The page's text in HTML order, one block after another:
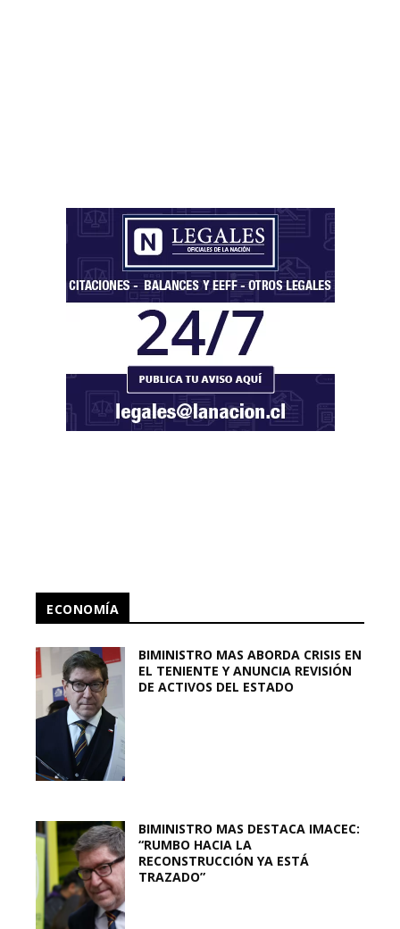
ECONOMÍA
BIMINISTRO MAS ABORDA CRISIS EN
EL TENIENTE Y ANUNCIA REVISIÓN
DE ACTIVOS DEL ESTADO
BIMINISTRO MAS DESTACA IMACEC:
“RUMBO HACIA LA
RECONSTRUCCIÓN YA ESTÁ
TRAZADO”